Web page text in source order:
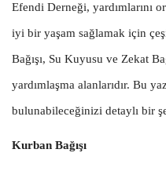
Efendi Derneği, yardımlarını
iyi bir yaşam sağlamak için
Bağışı, Su Kuyusu ve Zekat
yardımlaşma alanlarıdır. Bu
bulunabileceğinizi detaylı bir
Kurban Bağışı